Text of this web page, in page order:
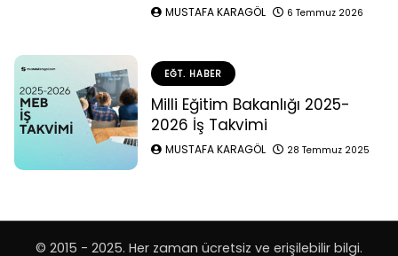
MUSTAFA KARAGÖL 6 Temmuz 2026
EĞT. HABER
Milli Eğitim Bakanlığı 2025-
2026 İş Takvimi
MUSTAFA KARAGÖL 28 Temmuz 2025
© 2015 - 2025. Her zaman ücretsiz ve erişilebilir bilgi.